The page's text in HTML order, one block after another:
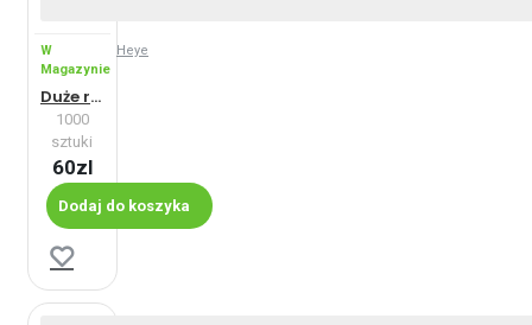
W
Magazynie
Heye
Duże rogi
1000
sztuki
60zl
Dodaj do koszyka